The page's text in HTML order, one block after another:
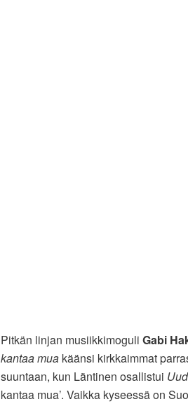
Pitkän linjan musiikkimoguli Gabi
kantaa mua käänsi kirkkaimmat
suuntaan, kun Läntinen osallistui
kantaa mua’. Vaikka kyseessä on